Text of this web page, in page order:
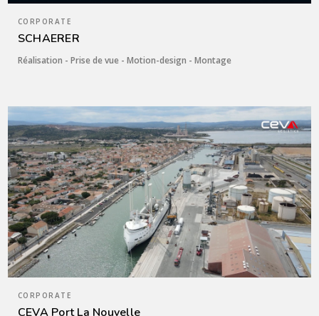
CORPORATE
SCHAERER
Réalisation - Prise de vue - Motion-design - Montage
CORPORATE
CEVA Port La Nouvelle